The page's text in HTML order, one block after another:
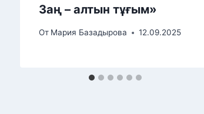
Заң – алтын тұғым»
От Мария Базадырова 12.09.2025